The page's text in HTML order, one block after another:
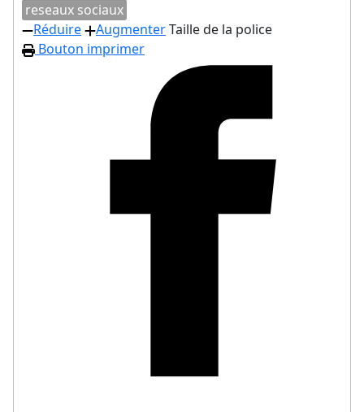
reseaux sociaux
Réduire
AugmenterTaille de la police
Bouton imprimer